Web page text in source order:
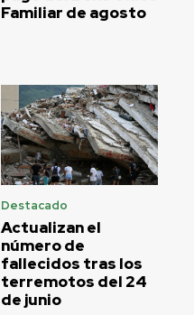
Familiar de agosto
Destacado
Actualizan el
número de
fallecidos tras los
terremotos del 24
de junio